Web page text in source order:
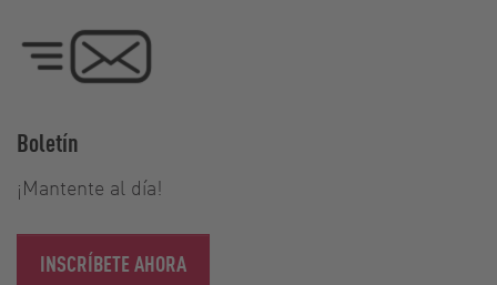
Boletín
¡Mantente al día!
INSCRÍBETE AHORA